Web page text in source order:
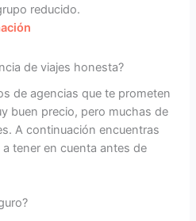
reducido.
de viajes honesta?
de agencias que te prometen
buen precio, pero muchas de
A continuación encuentras
tener en cuenta antes de